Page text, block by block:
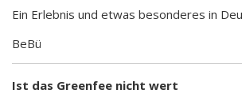
Ein Erlebnis und etwas besonderes in
BeBü
Ist das Greenfee nicht wert